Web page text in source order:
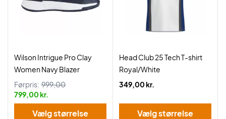
Wilson Intrigue Pro Clay
Women Navy Blazer
Førpris: 999,00
799,00 kr.
Vælg størrelse
Head Club 25 Tech T-shirt
Royal/White
349,00 kr.
Vælg størrelse